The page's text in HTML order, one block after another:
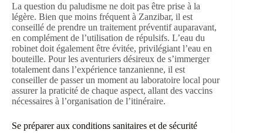
La question du paludisme ne doit pas être prise à la
légère. Bien que moins fréquent à Zanzibar, il est
conseillé de prendre un traitement préventif auparavant,
en complément de l’utilisation de répulsifs. L’eau du
robinet doit également être évitée, privilégiant l’eau en
bouteille. Pour les aventuriers désireux de s’immerger
totalement dans l’expérience tanzanienne, il est
conseiller de passer un moment au laboratoire local pour
assurer la praticité de chaque aspect, allant des vaccins
nécessaires à l’organisation de l’itinéraire.
Se préparer aux conditions sanitaires et de sécurité